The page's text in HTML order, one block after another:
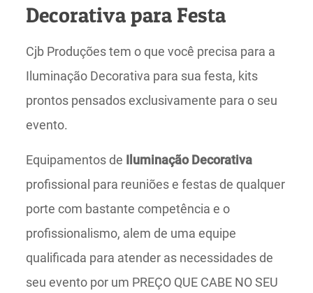
Decorativa para Festa
Cjb Produções tem o que você precisa para a
Iluminação Decorativa para sua festa, kits
prontos pensados exclusivamente para o seu
evento.
Equipamentos de Iluminação Decorativa
profissional para reuniões e festas de qualquer
porte com bastante competência e o
profissionalismo, alem de uma equipe
qualificada para atender as necessidades de
seu evento por um PREÇO QUE CABE NO SEU